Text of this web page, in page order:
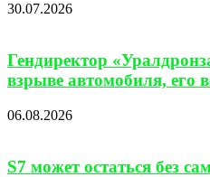
30.07.2026
Гендиректор
взрыве автомобиля, его
06.08.2026
S7 может остаться без